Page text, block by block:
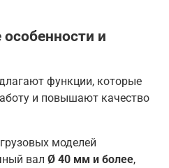
и
функции, которые
и повышают качество
моделей
вал Ø 40 мм и более,